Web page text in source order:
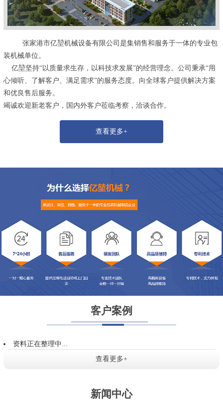
张家港市亿堃机械设备有限公司是集销售和服务于一体的专业包
装机械单位。
亿堃坚持“以质量求生存，以科技求发展”的经营理念。公司秉承“用
心倾听、了解客户、满足需求”的服务态度。向全球客户提供解决方案
和优良售后服务。
竭诚欢迎新老客户，国内外客户莅临考察，洽谈合作。
查看更多+
客户案例
资料正在整理中...
查看更多+
新闻中心